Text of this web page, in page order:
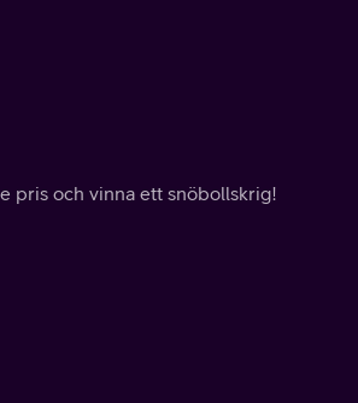
pris och vinna ett snöbollskrig!